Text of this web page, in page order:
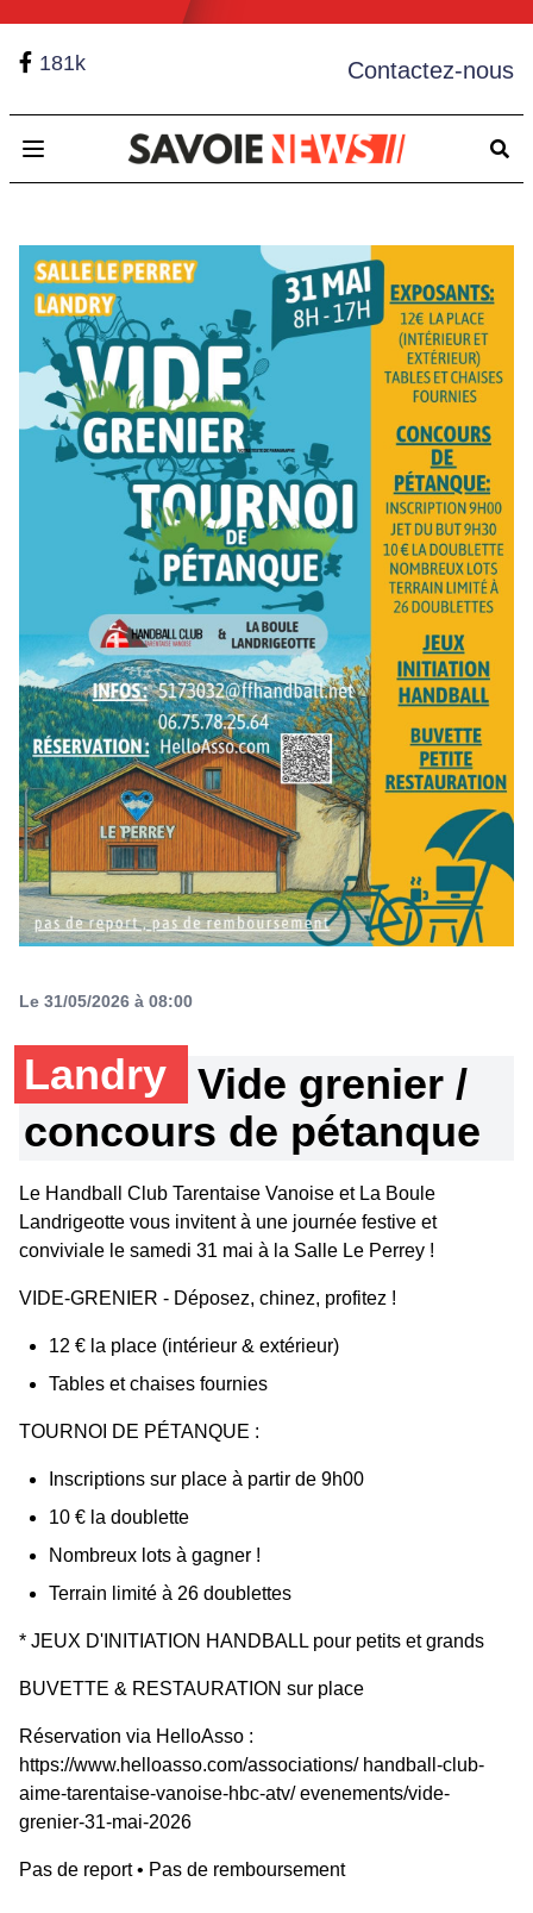
181k Contactez-nous
Open main menu
Le 31/05/2026 à 08:00
Landry
Vide grenier /
concours de pétanque
Le Handball Club Tarentaise Vanoise et La Boule
Landrigeotte vous invitent à une journée festive et
conviviale le samedi 31 mai à la Salle Le Perrey !
VIDE-GRENIER - Déposez, chinez, profitez !
12 € la place (intérieur & extérieur)
Tables et chaises fournies
TOURNOI DE PÉTANQUE :
Inscriptions sur place à partir de 9h00
10 € la doublette
Nombreux lots à gagner !
Terrain limité à 26 doublettes
* JEUX D'INITIATION HANDBALL pour petits et grands
BUVETTE & RESTAURATION sur place
Réservation via HelloAsso :
https://www.helloasso.com/associations/ handball-club-
aime-tarentaise-vanoise-hbc-atv/ evenements/vide-
grenier-31-mai-2026
Pas de report • Pas de remboursement